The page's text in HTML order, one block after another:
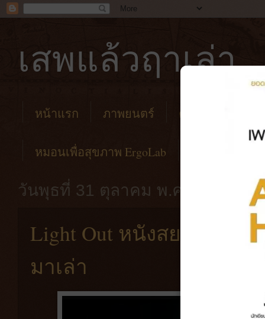
เสพแล้วฤาเล่า
หน้าแรก ภาพยนตร์ คาเฟ่
หมอนเพื่อสุขภาพ ErgoLab
วันพุธที่ 31 ตุลาคม พ.ศ. 2561
Light Out หนังสยองขวัญ
มาเล่า